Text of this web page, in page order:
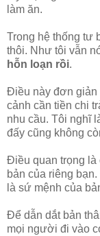
làm ăn.
Trong hệ thống tư
thôi. Như tôi vẫn
hỗn loạn rồi.
Điều này đơn giản
cảnh cần tiền chi
nhu cầu. Tôi nghĩ
đấy cũng không
Điều quan trọng là
bản của riêng
là sứ mệnh của
Để dẫn dắt bản
mọi người đi vào